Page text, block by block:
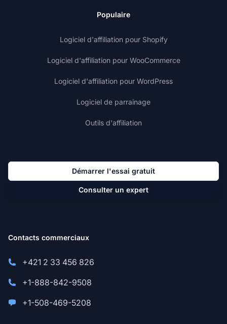
Populaire
Logiciel d'affiliation pour Shopify
Logiciel d'affiliation pour WooCommerce
Logiciel d'affiliation pour WordPress
Logiciel de parrainage
Outils d'affiliation
Démarrer l'essai gratuit
Consulter un expert
Contacts commerciaux
+421 2 33 456 826
+1-888-842-9508
+1-508-469-5208